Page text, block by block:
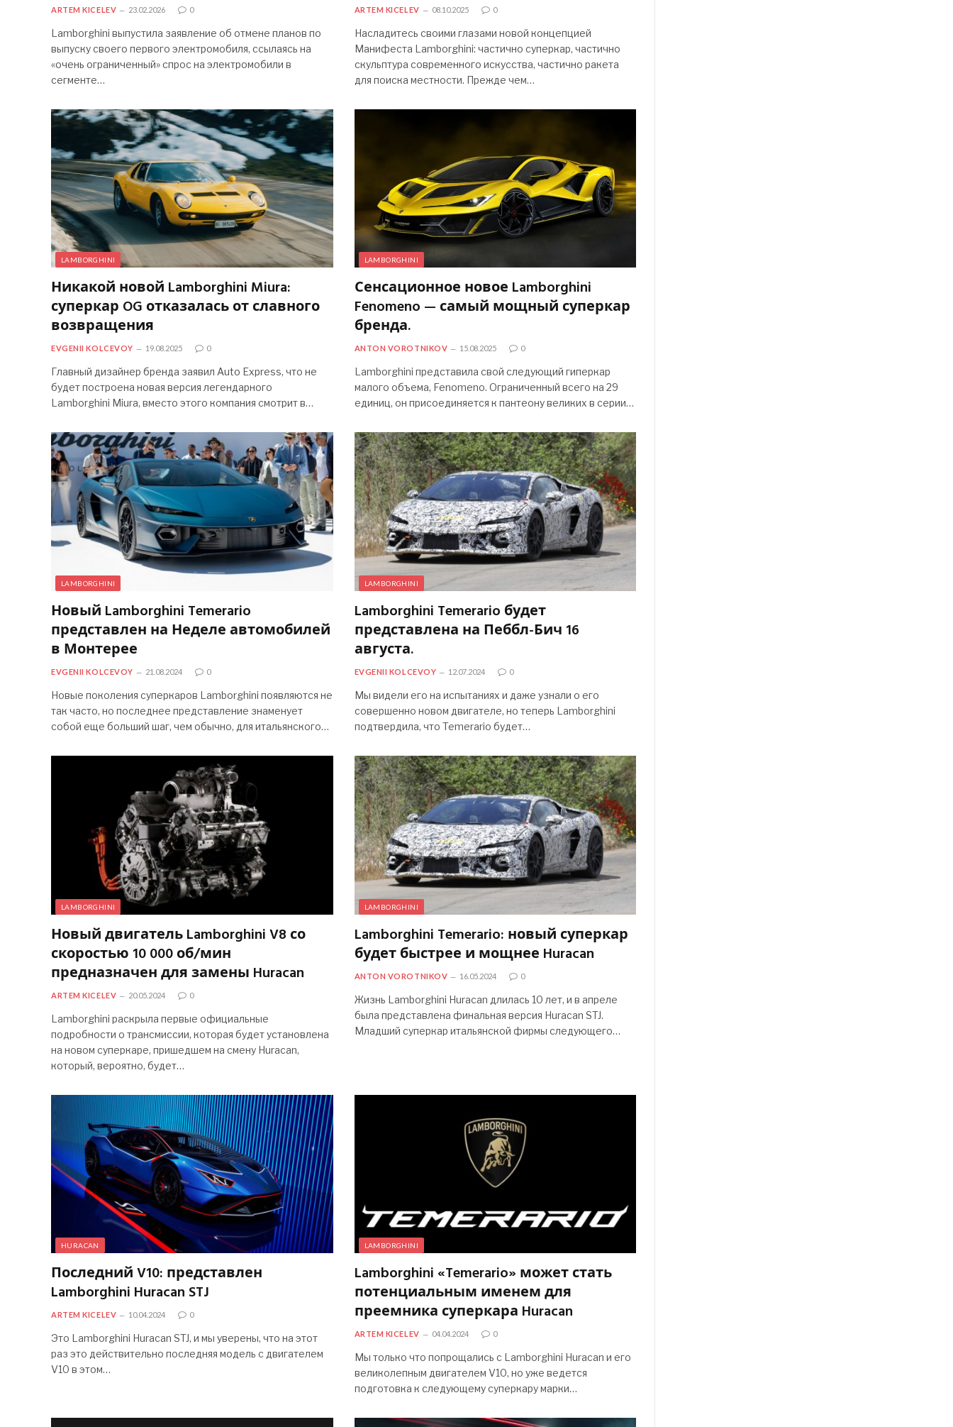
ARTEM KICELEV 23.02.2026 0
Lamborghini выпустила заявление об отмене планов по
выпуску своего первого электромобиля, ссылаясь на
«очень ограниченный» спрос на электромобили в
сегменте…
ARTEM KICELEV 08.10.2025 0
Насладитесь своими глазами новой концепцией
Манифеста Lamborghini: частично суперкар, частично
скульптура современного искусства, частично ракета
для поиска местности. Прежде чем…
LAMBORGHINI
Никакой новой Lamborghini Miura:
суперкар OG отказалась от славного
возвращения
EVGENII KOLCEVOY 19.08.2025 0
Главный дизайнер бренда заявил Auto Express, что не
будет построена новая версия легендарного
Lamborghini Miura, вместо этого компания смотрит в…
LAMBORGHINI
Сенсационное новое Lamborghini
Fenomeno — самый мощный суперкар
бренда.
ANTON VOROTNIKOV 15.08.2025 0
Lamborghini представила свой следующий гиперкар
малого объема, Fenomeno. Ограниченный всего на 29
единиц, он присоединяется к пантеону великих в серии…
LAMBORGHINI
Новый Lamborghini Temerario
представлен на Неделе автомобилей
в Монтерее
EVGENII KOLCEVOY 21.08.2024 0
Новые поколения суперкаров Lamborghini появляются не
так часто, но последнее представление знаменует
собой еще больший шаг, чем обычно, для итальянского…
LAMBORGHINI
Lamborghini Temerario будет
представлена ​​на Пеббл-Бич 16
августа.
EVGENII KOLCEVOY 12.07.2024 0
Мы видели его на испытаниях и даже узнали о его
совершенно новом двигателе, но теперь Lamborghini
подтвердила, что Temerario будет…
LAMBORGHINI
Новый двигатель Lamborghini V8 со
скоростью 10 000 об/мин
предназначен для замены Huracan
ARTEM KICELEV 20.05.2024 0
Lamborghini раскрыла первые официальные
подробности о трансмиссии, которая будет установлена ​​
на новом суперкаре, пришедшем на смену Huracan,
который, вероятно, будет…
LAMBORGHINI
Lamborghini Temerario: новый суперкар
будет быстрее и мощнее Huracan
ANTON VOROTNIKOV 16.05.2024 0
Жизнь Lamborghini Huracan длилась 10 лет, и в апреле
была представлена ​​финальная версия Huracan STJ.
Младший суперкар итальянской фирмы следующего…
HURACAN
Последний V10: представлен
Lamborghini Huracan STJ
ARTEM KICELEV 10.04.2024 0
Это Lamborghini Huracan STJ, и мы уверены, что на этот
раз это действительно последняя модель с двигателем
V10 в этом…
LAMBORGHINI
Lamborghini «Temerario» может стать
потенциальным именем для
преемника суперкара Huracan
ARTEM KICELEV 04.04.2024 0
Мы только что попрощались с Lamborghini Huracan и его
великолепным двигателем V10, но уже ведется
подготовка к следующему суперкару марки…